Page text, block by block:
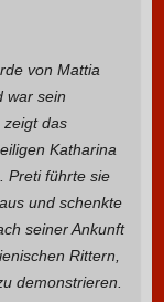
von Mattia
war sein
zeigt das
Katharina
Preti führte sie
und schenkte
seiner Ankunft
Rittern,
demonstrieren.